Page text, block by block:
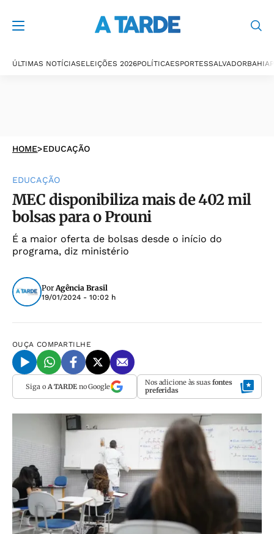
ÚLTIMAS NOTÍCIASELEIÇÕES 2026POLÍTICAESPORTESSALVADORBAHIA
HOME>EDUCAÇÃO
EDUCAÇÃO
MEC disponibiliza mais de 402 mil
bolsas para o Prouni
É a maior oferta de bolsas desde o início do
programa, diz ministério
PorAgência Brasil
19/01/2024 - 10:02 h
OUÇA COMPARTILHE
Siga o A TARDEno Google Nos adicione às suas fontes
preferidas